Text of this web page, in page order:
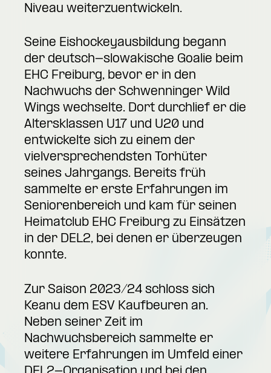
Niveau weiterzuentwickeln.
Seine Eishockeyausbildung begann
der deutsch-slowakische Goalie beim
EHC Freiburg, bevor er in den
Nachwuchs der Schwenninger Wild
Wings wechselte. Dort durchlief er die
Altersklassen U17 und U20 und
entwickelte sich zu einem der
vielversprechendsten Torhüter
seines Jahrgangs. Bereits früh
sammelte er erste Erfahrungen im
Seniorenbereich und kam für seinen
Heimatclub EHC Freiburg zu Einsätzen
in der DEL2, bei denen er überzeugen
konnte.
Zur Saison 2023/24 schloss sich
Keanu dem ESV Kaufbeuren an.
Neben seiner Zeit im
Nachwuchsbereich sammelte er
weitere Erfahrungen im Umfeld einer